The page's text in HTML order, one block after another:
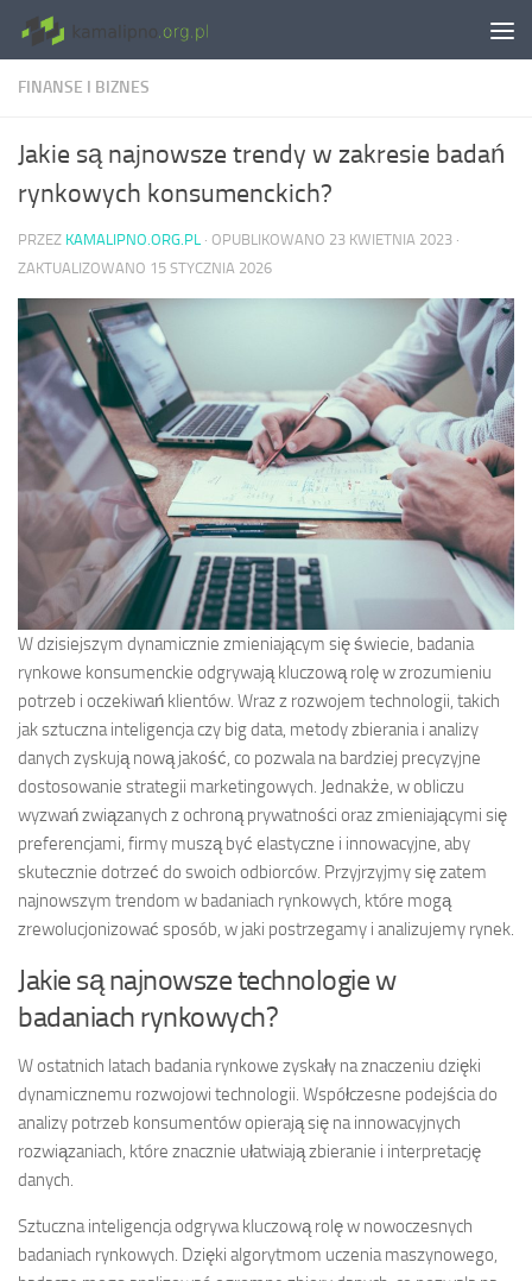
Skip to content
FINANSE I BIZNES
Jakie są najnowsze trendy w zakresie badań
rynkowych konsumenckich?
PRZEZ KAMALIPNO.ORG.PL · OPUBLIKOWANO 23 KWIETNIA 2023 ·
ZAKTUALIZOWANO 15 STYCZNIA 2026
W dzisiejszym dynamicznie zmieniającym się świecie, badania
rynkowe konsumenckie odgrywają kluczową rolę w zrozumieniu
potrzeb i oczekiwań klientów. Wraz z rozwojem technologii, takich
jak sztuczna inteligencja czy big data, metody zbierania i analizy
danych zyskują nową jakość, co pozwala na bardziej precyzyjne
dostosowanie strategii marketingowych. Jednakże, w obliczu
wyzwań związanych z ochroną prywatności oraz zmieniającymi się
preferencjami, firmy muszą być elastyczne i innowacyjne, aby
skutecznie dotrzeć do swoich odbiorców. Przyjrzyjmy się zatem
najnowszym trendom w badaniach rynkowych, które mogą
zrewolucjonizować sposób, w jaki postrzegamy i analizujemy rynek.
Jakie są najnowsze technologie w
badaniach rynkowych?
W ostatnich latach badania rynkowe zyskały na znaczeniu dzięki
dynamicznemu rozwojowi technologii. Współczesne podejścia do
analizy potrzeb konsumentów opierają się na innowacyjnych
rozwiązaniach, które znacznie ułatwiają zbieranie i interpretację
danych.
Sztuczna inteligencja odgrywa kluczową rolę w nowoczesnych
badaniach rynkowych. Dzięki algorytmom uczenia maszynowego,